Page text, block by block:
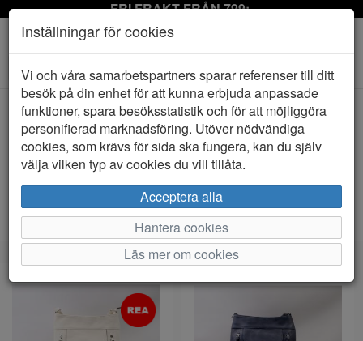
FRI FRAKT FRÅN 799:-
Toggle
navigation
Visa filter
Erica (6 artiklar)
Sortera efter:
Inställningar för cookies
Vi och våra samarbetspartners sparar referenser till ditt
besök på din enhet för att kunna erbjuda anpassade
funktioner, spara besöksstatistik och för att möjliggöra
personifierad marknadsföring. Utöver nödvändiga
cookies, som krävs för sida ska fungera, kan du själv
välja vilken typ av cookies du vill tillåta.
Acceptera alla
Hantera cookies
Läs mer om cookies